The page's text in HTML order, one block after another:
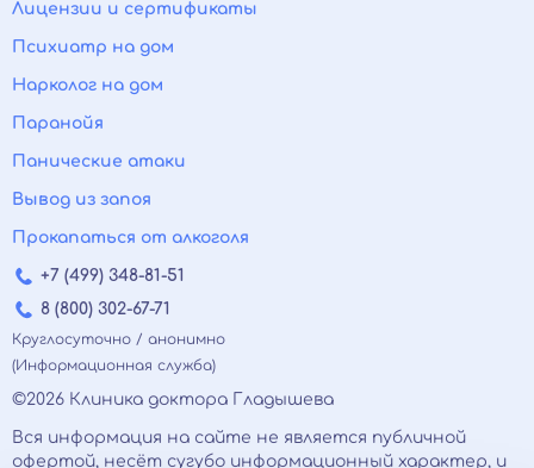
Лицензии и сертификаты
Психиатр на дом
Нарколог на дом
Паранойя
Панические атаки
Вывод из запоя
Прокапаться от алкоголя
+7 (499) 348-81-51
8 (800) 302-67-71
Круглосуточно / анонимно
(Информационная служба)
©2026 Клиника доктора Гладышева
Вся информация на сайте не является публичной
офертой, несёт сугубо информационный характер, и